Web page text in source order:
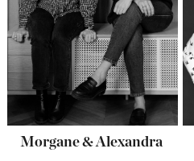
Morgane & Alexandra